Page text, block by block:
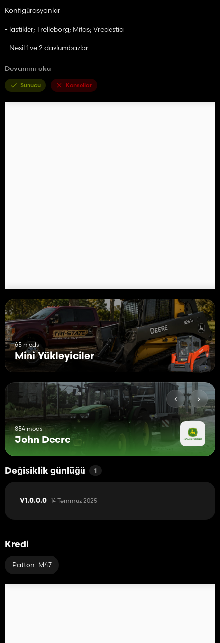
Konfigürasyonlar
- lastikler; Trelleborg; Mitas; Vredestia
- Nesil 1 ve 2 davlumbazlar
- 100 pound ve 300 pound arka ağırlık
- Windblock plastik
- Ön kapı
Devamını oku
Sunucu Konsollar
65 mods
Mini Yükleyiciler
854 mods
John Deere
Değişiklik günlüğü 1
V1.0.0.0 14 Temmuz 2025
Kredi
Patton_M47